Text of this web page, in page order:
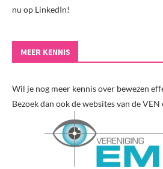
nu op LinkedIn!
MEER KENNIS
Wil je nog meer kennis over bewezen
Bezoek dan ook de websites van de VEN